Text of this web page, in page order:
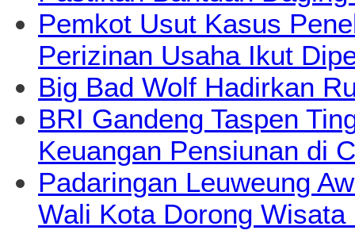
Pemkot Usut Kasus
Perizinan Usaha Ikut
Big Bad Wolf Hadirkan
BRI Gandeng Taspen
Keuangan Pensiunan di
Padaringan Leuweung
Wali Kota Dorong